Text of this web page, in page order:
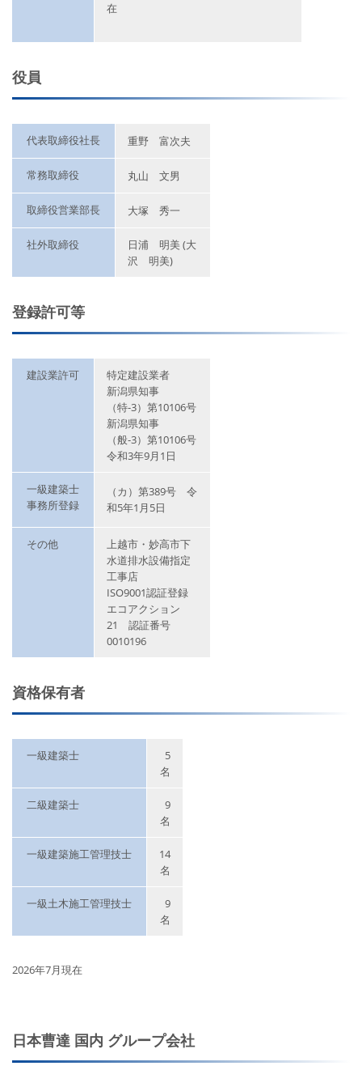
在
役員
代表取締役社長 重野 富次夫
常務取締役 丸山 文男
取締役営業部長 大塚 秀一
社外取締役
日浦 明美 (大
沢 明美)
登録許可等
建設業許可
特定建設業者
新潟県知事
（特-3）第10106号
新潟県知事
（般-3）第10106号
令和3年9月1日
一級建築士
事務所登録
（カ）第389号 令
和5年1月5日
その他
上越市・妙高市下
水道排水設備指定
工事店
ISO9001認証登録
エコアクション
21 認証番号
0010196
資格保有者
一級建築士
5
名
二級建築士
9
名
一級建築施工管理技士
14
名
一級土木施工管理技士
9
名
2026年7月現在
日本曹達 国内 グループ会社